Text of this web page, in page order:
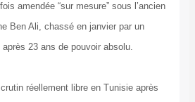
amendée “sur mesure” sous l’ancien
Ben Ali, chassé en janvier par un
23 ans de pouvoir absolu.
réellement libre en Tunisie après